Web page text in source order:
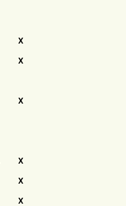
X
X
X
X
X
X